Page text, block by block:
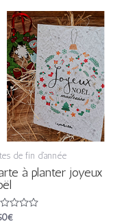
de fin d'année
à planter joyeux
€